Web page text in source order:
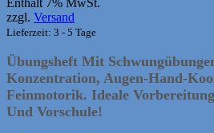
zzgl. Versand
Lieferzeit: 3 - 5 Tage
Übungsheft Mit
Konzentration, Augen-Hand-
Feinmotorik. Ideale
Und Vorschule!